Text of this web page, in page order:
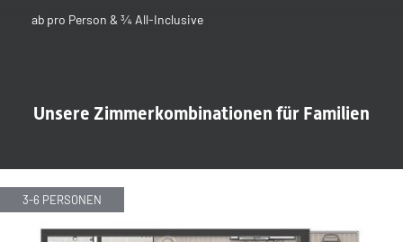
ab pro Person & ¾ All-Inclusive
Unsere Zimmerkombinationen für Familien
3-6 PERSONEN